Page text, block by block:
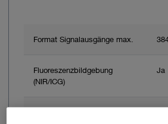
Format Signalausgänge max.
Fluoreszenzbildgebung
(NIR/ICG)
Ja